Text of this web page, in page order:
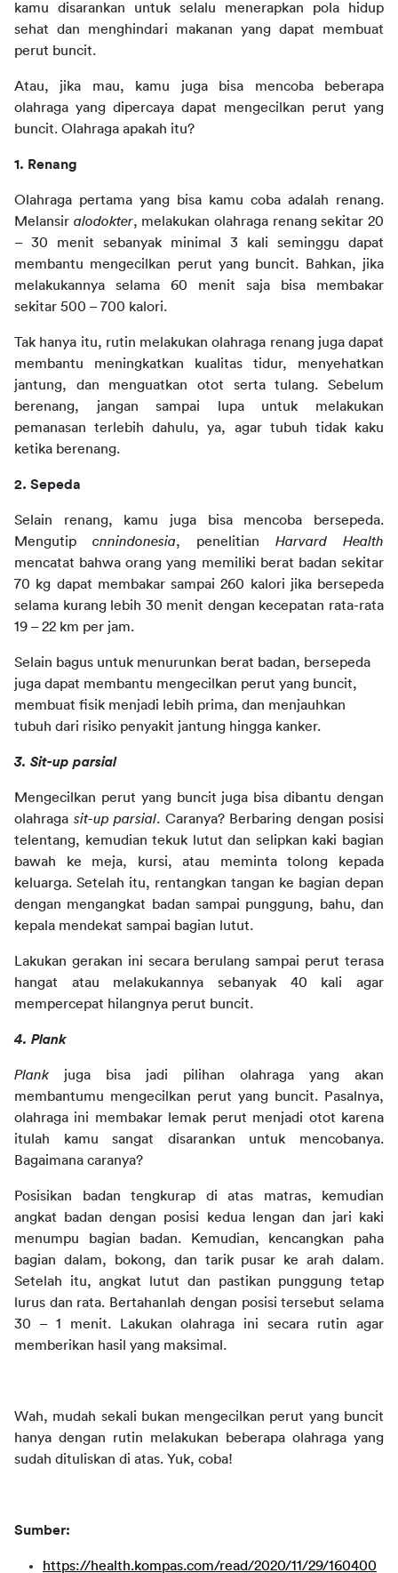
kamu disarankan untuk selalu menerapkan pola hidup
sehat dan menghindari makanan yang dapat membuat
perut buncit.
Atau, jika mau, kamu juga bisa mencoba beberapa
olahraga yang dipercaya dapat mengecilkan perut yang
buncit. Olahraga apakah itu?
1. Renang
Olahraga pertama yang bisa kamu coba adalah renang.
Melansir alodokter, melakukan olahraga renang sekitar 20
– 30 menit sebanyak minimal 3 kali seminggu dapat
membantu mengecilkan perut yang buncit. Bahkan, jika
melakukannya selama 60 menit saja bisa membakar
sekitar 500 – 700 kalori.
Tak hanya itu, rutin melakukan olahraga renang juga dapat
membantu meningkatkan kualitas tidur, menyehatkan
jantung, dan menguatkan otot serta tulang. Sebelum
berenang, jangan sampai lupa untuk melakukan
pemanasan terlebih dahulu, ya, agar tubuh tidak kaku
ketika berenang.
2. Sepeda
Selain renang, kamu juga bisa mencoba bersepeda.
Mengutip cnnindonesia, penelitian Harvard Health
mencatat bahwa orang yang memiliki berat badan sekitar
70 kg dapat membakar sampai 260 kalori jika bersepeda
selama kurang lebih 30 menit dengan kecepatan rata-rata
19 – 22 km per jam.
Selain bagus untuk menurunkan berat badan, bersepeda
juga dapat membantu mengecilkan perut yang buncit,
membuat fisik menjadi lebih prima, dan menjauhkan
tubuh dari risiko penyakit jantung hingga kanker.
3. Sit-up parsial
Mengecilkan perut yang buncit juga bisa dibantu dengan
olahraga sit-up parsial. Caranya? Berbaring dengan posisi
telentang, kemudian tekuk lutut dan selipkan kaki bagian
bawah ke meja, kursi, atau meminta tolong kepada
keluarga. Setelah itu, rentangkan tangan ke bagian depan
dengan mengangkat badan sampai punggung, bahu, dan
kepala mendekat sampai bagian lutut.
Lakukan gerakan ini secara berulang sampai perut terasa
hangat atau melakukannya sebanyak 40 kali agar
mempercepat hilangnya perut buncit.
4. Plank
Plank juga bisa jadi pilihan olahraga yang akan
membantumu mengecilkan perut yang buncit. Pasalnya,
olahraga ini membakar lemak perut menjadi otot karena
itulah kamu sangat disarankan untuk mencobanya.
Bagaimana caranya?
Posisikan badan tengkurap di atas matras, kemudian
angkat badan dengan posisi kedua lengan dan jari kaki
menumpu bagian badan. Kemudian, kencangkan paha
bagian dalam, bokong, dan tarik pusar ke arah dalam.
Setelah itu, angkat lutut dan pastikan punggung tetap
lurus dan rata. Bertahanlah dengan posisi tersebut selama
30 – 1 menit. Lakukan olahraga ini secara rutin agar
memberikan hasil yang maksimal.
Wah, mudah sekali bukan mengecilkan perut yang buncit
hanya dengan rutin melakukan beberapa olahraga yang
sudah dituliskan di atas. Yuk, coba!
Sumber:
https://health.kompas.com/read/2020/11/29/160400